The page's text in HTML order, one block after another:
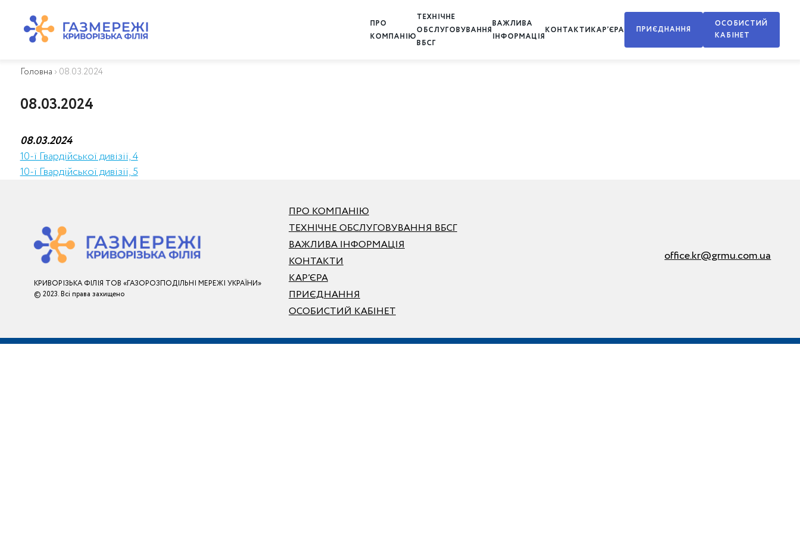
ПРО
КОМПАНІЮ
ТЕХНІЧНЕ
ОБСЛУГОВУВАННЯ
ВБСГ
ВАЖЛИВА
ІНФОРМАЦІЯ
КОНТАКТИКАР’ЄРА ПРИЄДНАННЯ
ОСОБИСТИЙ
КАБІНЕТ
ПРО КОМПАНІЮ
ВАЖЛИВА ІНФОРМАЦІЯ
КАР’ЄРА
Біометан
КГУ
ОСОБИСТИЙ КАБІНЕТ
Головна › 08.03.2024
08.03.2024
08.03.2024
10-ї Гвардійської дивізії, 4
10-ї Гвардійської дивізії, 5
КРИВОРІЗЬКА ФІЛІЯ ТОВ «ГАЗОРОЗПОДІЛЬНІ МЕРЕЖІ УКРАЇНИ»
© 2023. Всі права захищено
ПРО КОМПАНІЮ
ТЕХНІЧНЕ ОБСЛУГОВУВАННЯ ВБСГ
ВАЖЛИВА ІНФОРМАЦІЯ
КОНТАКТИ
КАР’ЄРА
ПРИЄДНАННЯ
ОСОБИСТИЙ КАБІНЕТ
office.kr@grmu.com.ua